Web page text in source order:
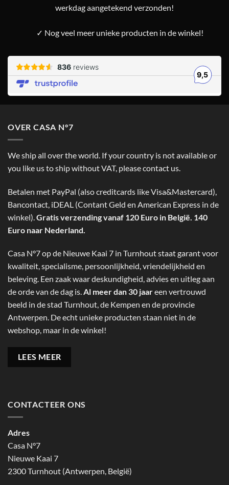
werkdag aangetekend verzonden!
✓ Nog veel meer unieke producten in de winkel!
OVER CASA N°7
We ship all over the world. If your country is not available or
you like us to ship without VAT, please contact us.
Betalen met PayPal (also creditcards like Visa&Mastercard),
Bancontact, iDEAL (Contant Geld en American Express in de
winkel). Gratis verzending vanaf 120 Euro in België. 140
Euro naar Nederland.
Casa N°7 op de Nieuwe Kaai 7 in Turnhout staat garant voor
kwaliteit, specialisme, persoonlijkheid, vriendelijkheid en
beleving. Een zaak waar deskundigheid, advies en uitleg aan
de orde van de dag is.Al meer dan 30 jaareen vertrouwd
beeld in de stad Turnhout, de Kempen en de provincie
Antwerpen. De echt unieke producten staan niet in de
webshop, maar in de winkel!
LEES MEER
CONTACTEER ONS
Adres
Casa N°7
Nieuwe Kaai 7
2300 Turnhout (Antwerpen, België)